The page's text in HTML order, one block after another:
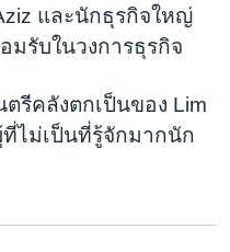
และนักธุรกิจใหญ่
มรับในวงการธุรกิจ
รีคลังตกเป็นของ Lim
ที่ไม่เป็นที่รู้จักมากนัก